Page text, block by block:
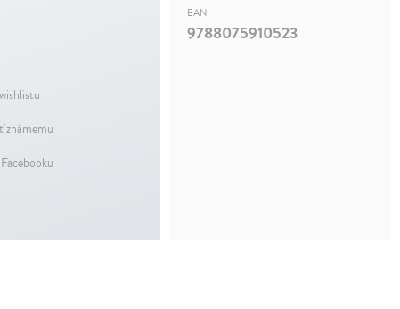
EAN
9788075910523